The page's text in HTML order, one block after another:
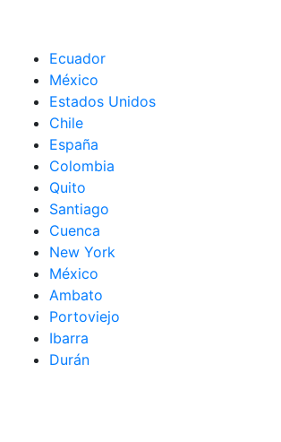
Ecuador
México
Estados Unidos
Chile
España
Colombia
Quito
Santiago
Cuenca
New York
México
Ambato
Portoviejo
Ibarra
Durán